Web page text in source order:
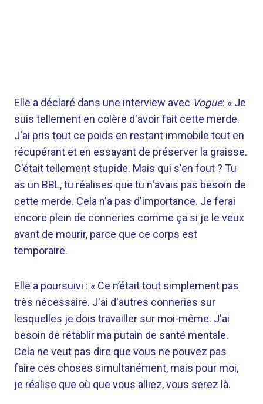
Elle a déclaré dans une interview avec Vogue: « Je
suis tellement en colère d'avoir fait cette merde.
J'ai pris tout ce poids en restant immobile tout en
récupérant et en essayant de préserver la graisse.
C'était tellement stupide. Mais qui s'en fout ? Tu
as un BBL, tu réalises que tu n'avais pas besoin de
cette merde. Cela n'a pas d'importance. Je ferai
encore plein de conneries comme ça si je le veux
avant de mourir, parce que ce corps est
temporaire.
Elle a poursuivi : « Ce n’était tout simplement pas
très nécessaire. J'ai d'autres conneries sur
lesquelles je dois travailler sur moi-même. J'ai
besoin de rétablir ma putain de santé mentale.
Cela ne veut pas dire que vous ne pouvez pas
faire ces choses simultanément, mais pour moi,
je réalise que où que vous alliez, vous serez là.